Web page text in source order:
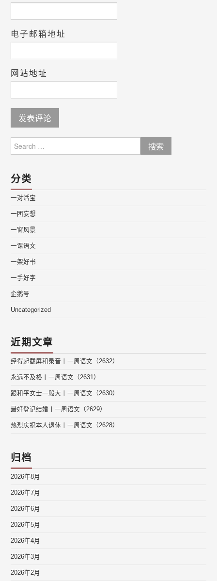
电子邮箱地址
网站地址
for:
分类
一对活宝
一团妄想
一窗风景
一课语文
一架好书
一手好字
企鹅号
Uncategorized
近期文章
经得起截屏和录音丨一周语文（2632）
永远不及格丨一周语文（2631）
跟和平女士一般大丨一周语文（2630）
最好登记结婚丨一周语文（2629）
热烈庆祝本人退休丨一周语文（2628）
归档
2026年8月
2026年7月
2026年6月
2026年5月
2026年4月
2026年3月
2026年2月